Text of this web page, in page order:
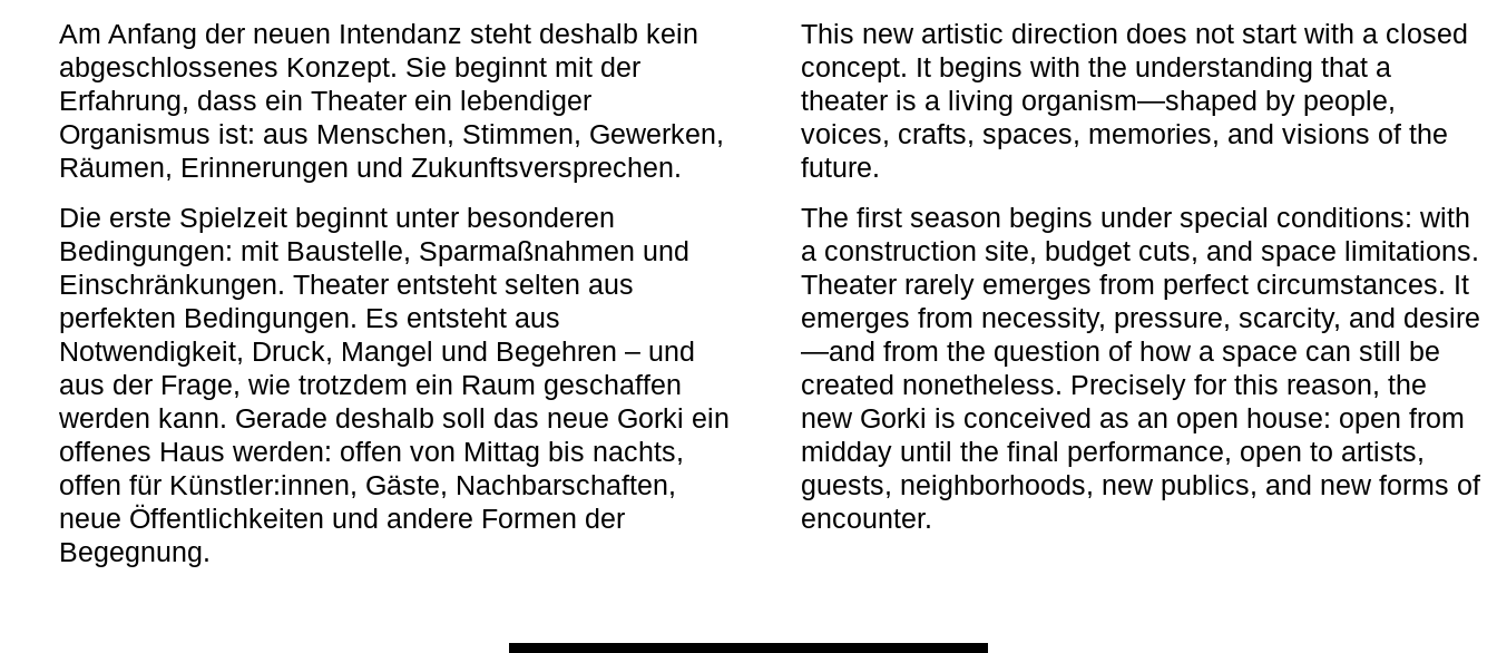
Am Anfang der neuen Intendanz steht deshalb kein
abgeschlossenes Konzept. Sie beginnt mit der
Erfahrung, dass ein Theater ein lebendiger
Organismus ist: aus Menschen, Stimmen, Gewerken,
Räumen, Erinnerungen und Zukunftsversprechen.
Die erste Spielzeit beginnt unter besonderen
Bedingungen: mit Baustelle, Sparmaßnahmen und
Einschränkungen. Theater entsteht selten aus
perfekten Bedingungen. Es entsteht aus
Notwendigkeit, Druck, Mangel und Begehren – und
aus der Frage, wie trotzdem ein Raum geschaffen
werden kann. Gerade deshalb soll das neue Gorki ein
offenes Haus werden: offen von Mittag bis nachts,
offen für Künstler:innen, Gäste, Nachbarschaften,
neue Öffentlichkeiten und andere Formen der
Begegnung.
This new artistic direction does not start with a closed
concept. It begins with the understanding that a
theater is a living organism—shaped by people,
voices, crafts, spaces, memories, and visions of the
future.
The first season begins under special conditions: with
a construction site, budget cuts, and space limitations.
Theater rarely emerges from perfect circumstances. It
emerges from necessity, pressure, scarcity, and desire
—and from the question of how a space can still be
created nonetheless. Precisely for this reason, the
new Gorki is conceived as an open house: open from
midday until the final performance, open to artists,
guests, neighborhoods, new publics, and new forms of
encounter.